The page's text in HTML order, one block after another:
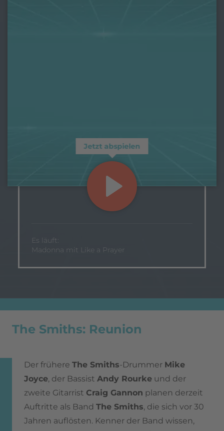
Jetzt abspielen
Es läuft:
Madonna mit Like a Prayer
The Smiths: Reunion
Der frühere The Smiths-Drummer Mike
Joyce, der Bassist Andy Rourke und der
zweite Gitarrist Craig Gannon planen derzeit
Auftritte als Band The Smiths, die sich vor 30
Jahren auflösten. Kenner der Band wissen,